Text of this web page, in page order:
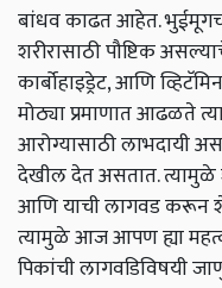
बांधव काढत आहेत.
शरीरासाठी पौष्टिक
कार्बोहाइड्रेट, आणि
मोठ्या प्रमाणात आढळते
आरोग्यासाठी लाभदायी
देखील देत असतात. त्यामुळे
आणि याची लागवड करून
त्यामुळे आज आपण ह्या
पिकांची लागवडिविषयी